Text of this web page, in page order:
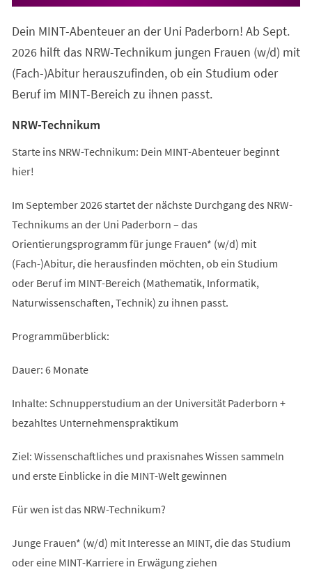
Dein MINT-Abenteuer an der Uni Paderborn! Ab Sept.
2026 hilft das NRW-Technikum jungen Frauen (w/d) mit
(Fach-)Abitur herauszufinden, ob ein Studium oder
Beruf im MINT-Bereich zu ihnen passt.
NRW-Technikum
Starte ins NRW-Technikum: Dein MINT-Abenteuer beginnt
hier!
Im September 2026 startet der nächste Durchgang des NRW-
Technikums an der Uni Paderborn – das
Orientierungsprogramm für junge Frauen* (w/d) mit
(Fach-)Abitur, die herausfinden möchten, ob ein Studium
oder Beruf im MINT-Bereich (Mathematik, Informatik,
Naturwissenschaften, Technik) zu ihnen passt.
Programmüberblick:
Dauer: 6 Monate
Inhalte: Schnupperstudium an der Universität Paderborn +
bezahltes Unternehmenspraktikum
Ziel: Wissenschaftliches und praxisnahes Wissen sammeln
und erste Einblicke in die MINT-Welt gewinnen
Für wen ist das NRW-Technikum?
Junge Frauen* (w/d) mit Interesse an MINT, die das Studium
oder eine MINT-Karriere in Erwägung ziehen